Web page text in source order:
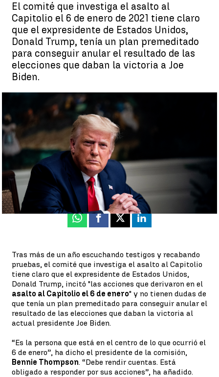
El comité que investiga el asalto al
Capitolio el 6 de enero de 2021 tiene claro
que el expresidente de Estados Unidos,
Donald Trump, tenía un plan premeditado
para conseguir anular el resultado de las
elecciones que daban la victoria a Joe
Biden.
Donald Trump "puso en peligro la democracia estadounidense" |
Adolfo Izquierdo
Publicado:
14 de octubre de 2022, 09:30
Whatsapp
Facebook
X Linkedin
Tras más de un año escuchando testigos y recabando
pruebas, el comité que investiga el asalto al Capitolio
tiene claro que el expresidente de Estados Unidos,
Donald Trump, incitó "las acciones que derivaron en el
asalto al Capitolio el 6 de enero" y no tienen dudas de
que tenía un plan premeditado para conseguir anular el
resultado de las elecciones que daban la victoria al
actual presidente Joe Biden.
“Es la persona que está en el centro de lo que ocurrió el
6 de enero”, ha dicho el presidente de la comisión,
Bennie Thompson. “Debe rendir cuentas. Está
obligado a responder por sus acciones”, ha añadido.